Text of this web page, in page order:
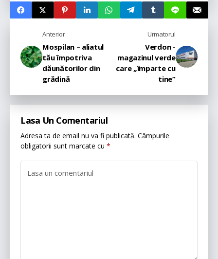
Anterior
Mospilan – aliatul
tău împotriva
dăunătorilor din
grădină
Urmatorul
Verdon -
magazinul verde
care „împarte cu
tine”
Lasa Un Comentariul
Adresa ta de email nu va fi publicată. Câmpurile
obligatorii sunt marcate cu*